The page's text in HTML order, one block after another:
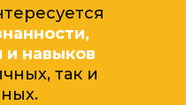
и навыков
так и